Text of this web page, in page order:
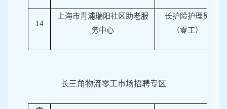
14
上海市青浦瑞阳社区助老服
务中心
长护险护理员
（零工）
长三角物流零工市场招聘专区